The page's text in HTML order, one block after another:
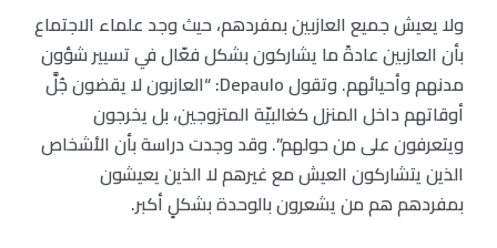
ولا يعيش جميع العازبين بمفردهم، حيث وجد علماء الاجتماع
بأن العازبين عادةً ما يشاركون بشكل فعّال في تسيير شؤون
مدنهم وأحيائهم. وتقول Depaulo: “العازبون لا يقضون جُلَّ
أوقاتهم داخل المنزل كغالبيّة المتزوجين، بل يخرجون
ويتعرفون على من حولهم”. وقد وجدت دراسة بأن الأشخاص
الذين يتشاركون العيش مع غيرهم لا الذين يعيشون
بمفردهم هم من يشعرون بالوحدة بشكلٍ أكبر.